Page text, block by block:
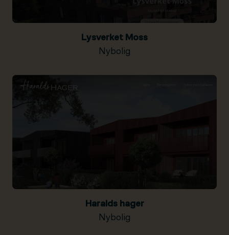
Lysverket Moss
Nybolig
Haralds hager
Nybolig